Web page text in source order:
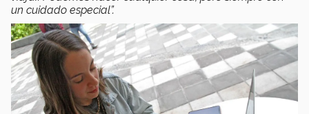
un cuidado especial”.